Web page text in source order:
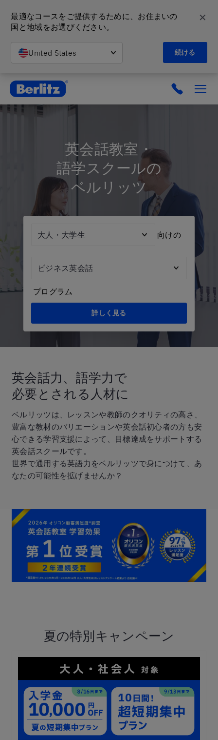
最適なコースをご提供するために、お住まいの
国と地域をお選びください。
United States 続ける
✕
英会話教室と語学スクール | ベルリッツ
英会話教室・
語学スクールの
ベルリッツ
向けの
プログラム
詳しく見る
英会話力、語学力で
必要とされる人材に
ベルリッツは、レッスンや教師のクオリティの高さ、
豊富な教材のバリエーションや英会話初心者の方も安
心できる学習支援によって、目標達成をサポートする
英会話スクールです。
世界で通用する英語力をベルリッツで身につけて、あ
なたの可能性を拡げませんか？
夏の特別キャンペーン